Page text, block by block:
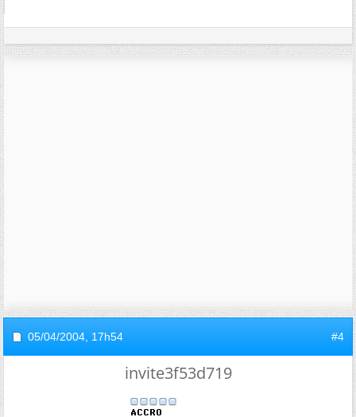
05/04/2004, 17h54 #4
invite3f53d719